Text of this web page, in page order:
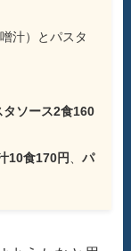
汁）とパスタ
タソース2食160
10食170円
パ